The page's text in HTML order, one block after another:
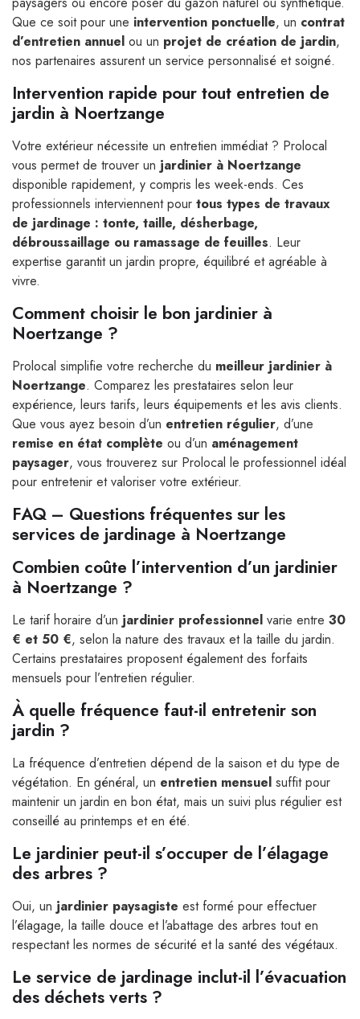
Que ce soit pour une intervention ponctuelle, un contrat
d’entretien annuel ou un projet de création de jardin,
nos partenaires assurent un service personnalisé et soigné.
Intervention rapide pour tout entretien de
jardin à Noertzange
Votre extérieur nécessite un entretien immédiat ? Prolocal
vous permet de trouver un jardinier à Noertzange
disponible rapidement, y compris les week-ends. Ces
professionnels interviennent pour tous types de travaux
de jardinage : tonte, taille, désherbage,
débroussaillage ou ramassage de feuilles. Leur
expertise garantit un jardin propre, équilibré et agréable à
vivre.
Comment choisir le bon jardinier à
Noertzange ?
Prolocal simplifie votre recherche du meilleur jardinier à
Noertzange. Comparez les prestataires selon leur
expérience, leurs tarifs, leurs équipements et les avis clients.
Que vous ayez besoin d’un entretien régulier, d’une
remise en état complète ou d’un aménagement
paysager, vous trouverez sur Prolocal le professionnel idéal
pour entretenir et valoriser votre extérieur.
FAQ – Questions fréquentes sur les
services de jardinage à Noertzange
Combien coûte l’intervention d’un jardinier
à Noertzange ?
Le tarif horaire d’un jardinier professionnel varie entre 30
€ et 50 €, selon la nature des travaux et la taille du jardin.
Certains prestataires proposent également des forfaits
mensuels pour l’entretien régulier.
À quelle fréquence faut-il entretenir son
jardin ?
La fréquence d’entretien dépend de la saison et du type de
végétation. En général, un entretien mensuel suffit pour
maintenir un jardin en bon état, mais un suivi plus régulier est
conseillé au printemps et en été.
Le jardinier peut-il s’occuper de l’élagage
des arbres ?
Oui, un jardinier paysagiste est formé pour effectuer
l’élagage, la taille douce et l’abattage des arbres tout en
respectant les normes de sécurité et la santé des végétaux.
Le service de jardinage inclut-il l’évacuation
des déchets verts ?